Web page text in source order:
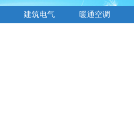
建筑电气 暖通空调